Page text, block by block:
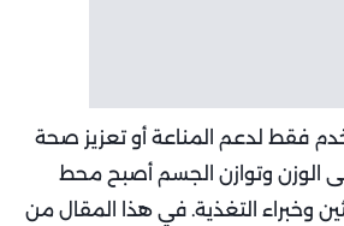
فقط لدعم المناعة أو تعزيز صحة
الوزن وتوازن الجسم أصبح محط
وخبراء التغذية. في هذا المقال من